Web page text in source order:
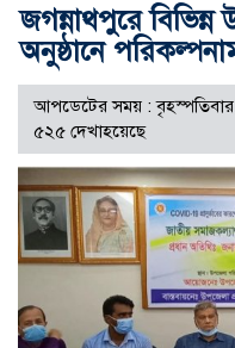
জগন্নাথপুরে বিভিন্ন
অনুষ্ঠানে
আপডেটের সময় :
৫২৫ দেখাহয়েছে